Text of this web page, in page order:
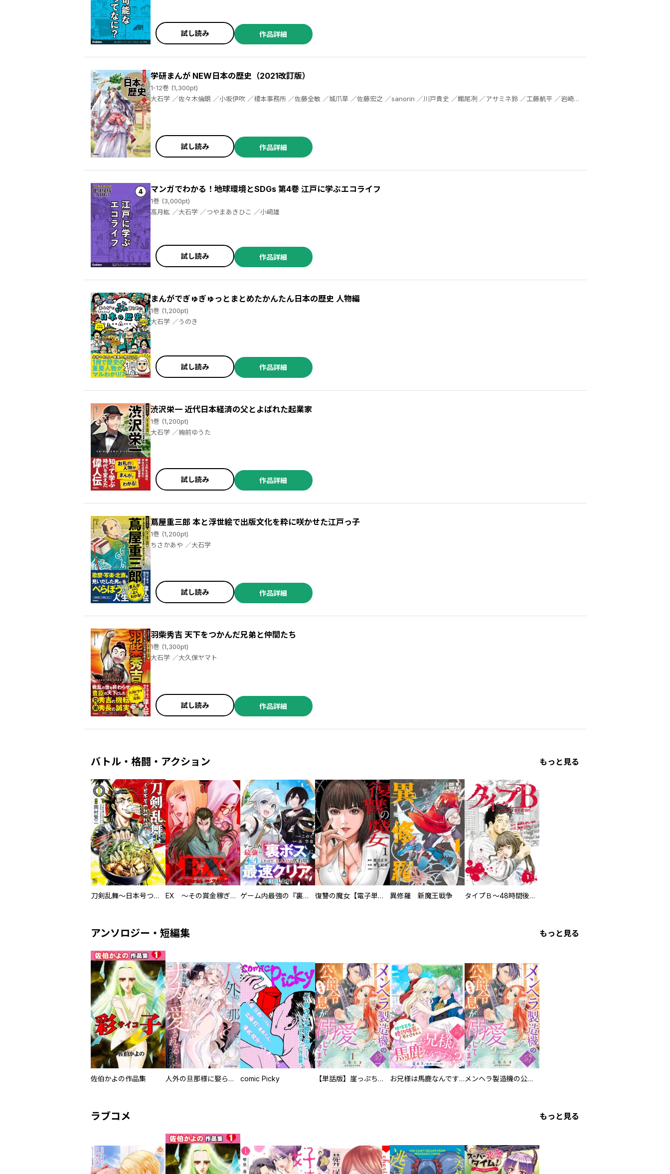
試し読み 作品詳細
学研まんが NEW日本の歴史（2021改訂版）
1-12巻 (1,300pt)
大石学 ／佐々木倫朗 ／小坂伊吹 ／榎本事務所 ／佐藤全敏 ／城爪草 ／佐藤宏之 ／sanorin ／川戸貴史 ／館尾冽 ／アサミネ鈴 ／工藤航平 ／岩崎
試し読み 作品詳細
マンガでわかる！地球環境とSDGs 第4巻 江戸に学ぶエコライフ
1巻 (3,000pt)
高月紘 ／大石学 ／つやまあきひこ ／小﨑雄
試し読み 作品詳細
まんがでぎゅぎゅっとまとめたかんたん日本の歴史 人物編
1巻 (1,200pt)
大石学 ／うのき
試し読み 作品詳細
渋沢栄一 近代日本経済の父とよばれた起業家
1巻 (1,200pt)
大石学 ／絢前ゆうた
試し読み 作品詳細
蔦屋重三郎 本と浮世絵で出版文化を粋に咲かせた江戸っ子
1巻 (1,200pt)
ちさかあや ／大石学
試し読み 作品詳細
羽柴秀吉 天下をつかんだ兄弟と仲間たち
1巻 (1,300pt)
大石学 ／大久保ヤマト
試し読み 作品詳細
バトル・格闘・アクション もっと見る
刀剣乱舞～日本号つれづれ酒～ EX ～その賞金稼ぎは、世界の出口を探す～【単行本版】 ゲーム内最強の『裏ボス』に転生したので、主人公の代わりに最速クリアを目指します！【電子単行本版】 復讐の魔女【電子単行本版】 異修羅 新魔王戦争 タイプＢ～48時間後、致死率100％～【単話】
アンソロジー・短編集 もっと見る
佐伯かよの作品集 人外の旦那様に娶られ毎晩ナカまで愛される…。アンソロジー comic Picky 【単話版】崖っぷち令嬢ですが、意地と策略で幸せになります！シリーズ お兄様は馬鹿なんですか？～地味王女は婚約破棄に巻き込まれる～ メンヘラ製造機の公爵令息（過保護）が溺愛してきます
ラブコメ もっと見る